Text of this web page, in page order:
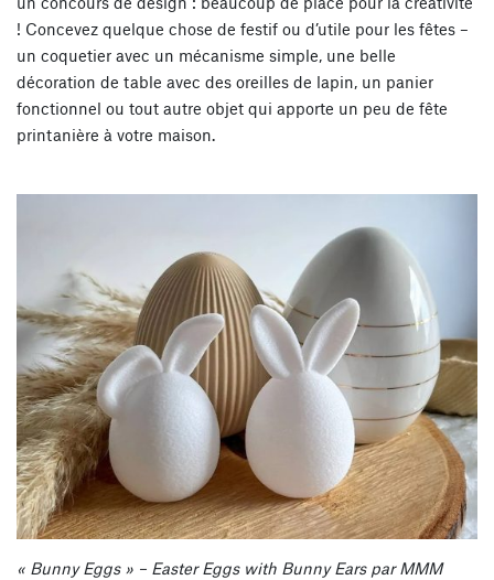
! Concevez quelque chose de festif ou d’utile pour les fêtes –
un coquetier avec un mécanisme simple, une belle
décoration de table avec des oreilles de lapin, un panier
fonctionnel ou tout autre objet qui apporte un peu de fête
printanière à votre maison.
« Bunny Eggs » – Easter Eggs with Bunny Ears par MMM